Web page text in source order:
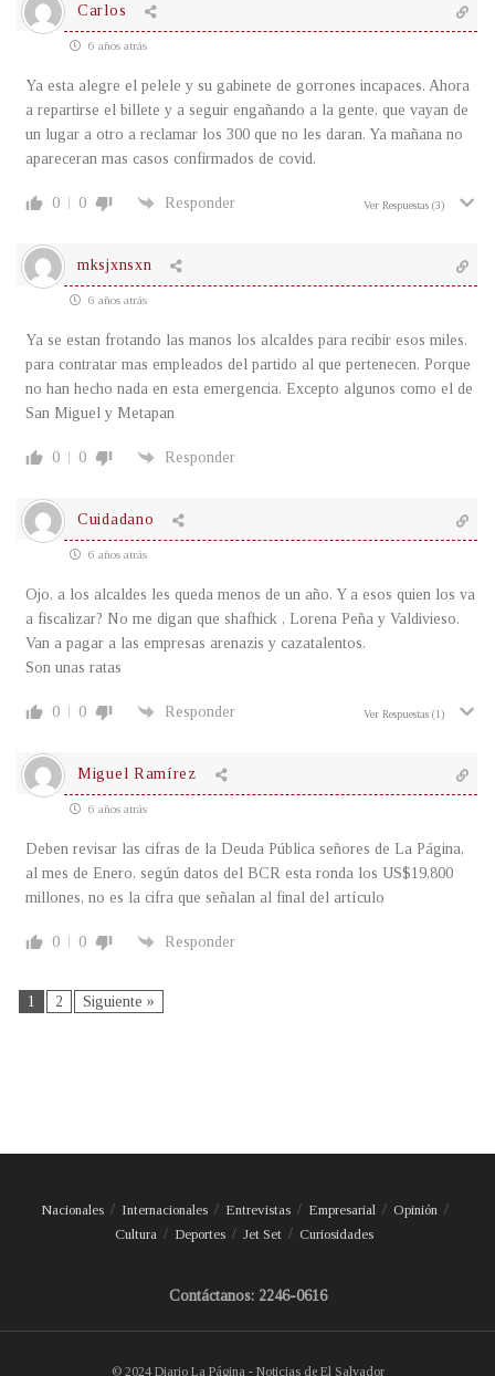
Carlos
6 años atrás
Ya esta alegre el pelele y su gabinete de gorrones incapaces. Ahora
a repartirse el billete y a seguir engañando a la gente, que vayan de
un lugar a otro a reclamar los 300 que no les daran. Ya mañana no
apareceran mas casos confirmados de covid.
0 0 Responder Ver Respuestas (3)
mksjxnsxn
6 años atrás
Ya se estan frotando las manos los alcaldes para recibir esos miles.
para contratar mas empleados del partido al que pertenecen. Porque
no han hecho nada en esta emergencia. Excepto algunos como el de
San Miguel y Metapan
0 0 Responder
Cuidadano
6 años atrás
Ojo, a los alcaldes les queda menos de un año. Y a esos quien los va
a fiscalizar? No me digan que shafhick , Lorena Peña y Valdivieso.
Van a pagar a las empresas arenazis y cazatalentos.
Son unas ratas
0 0 Responder Ver Respuestas (1)
Miguel Ramírez
6 años atrás
Deben revisar las cifras de la Deuda Pública señores de La Página,
al mes de Enero, según datos del BCR esta ronda los US$19,800
millones, no es la cifra que señalan al final del artículo
0 0 Responder
1 2 Siguiente »
Nacionales Internacionales Entrevistas Empresarial
Opinión
Cultura
Deportes Jet Set Curiosidades
Contáctanos: 2246-0616
© 2024 Diario La Página - Noticias de El Salvador